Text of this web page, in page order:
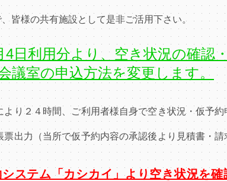
皆様の共有施設として是非ご活用下さい。
4日利用分より、空き状況の確認
議室の申込方法を変更します。
り２４時間、ご利用者様自身で空き状況・仮予約
出力（当所で仮予約内容の承認後より見積書・請
ステム「カシカイ」より空き状況を確